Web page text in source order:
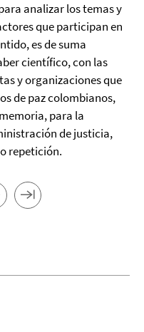
analizar los temas y
que participan en
es de suma
científico, con las
y organizaciones que
de paz colombianos,
para la
de justicia,
repetición.